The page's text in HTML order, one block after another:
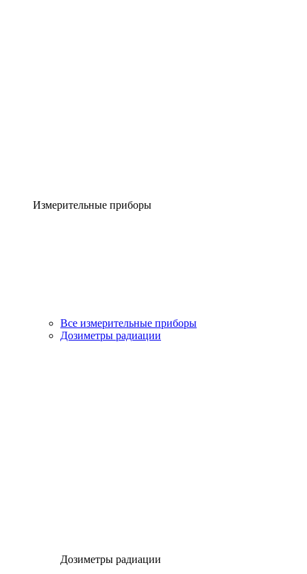
Измерительные приборы
Все измерительные приборы
Дозиметры радиации
Дозиметры радиации